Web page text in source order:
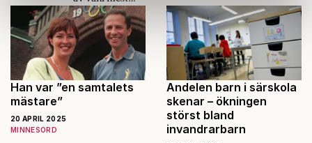
information som du har tillhandahållit eller som de har
samlat in när du har använt deras tjänster.
Om du vill läsa mer om hur vi hanterar personuppgifter
kan du göra dethär.
lästa och
älskade
Sverigeskildrare
. En sida av hans
författarskap att
lyfta fram är det
enat och starkt Europa.
Han var ”en samtalets
mästare”
20 APRIL 2025
MINNESORD
Andelen barn i särskola
skenar – ökningen
störst bland
invandrarbarn